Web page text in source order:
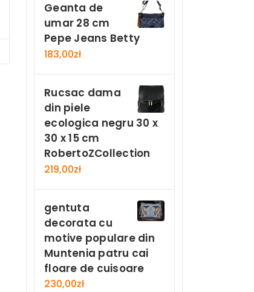
Geanta de
umar 28 cm
Pepe Jeans Betty
183,00zł
Rucsac dama
din piele
ecologica negru 30 x
30 x 15 cm
RobertoZCollection
219,00zł
gentuta
decorata cu
motive populare din
Muntenia patru cai
floare de cuisoare
230,00zł